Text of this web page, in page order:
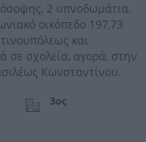
2 υπνοδωμάτια,
οικόπεδο 197,73
και
σε σχολεία, αγορά, στην
Κωνσταντίνου.
3ος